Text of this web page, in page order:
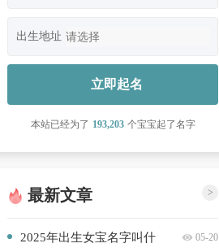
出生地址
立即起名
本站已经为了 193,203 个宝宝起了名字
最新文章 >
2025年出生女宝名字叫什
05-20